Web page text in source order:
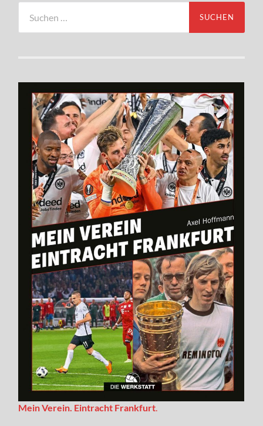
nach:
Mein Verein. Eintracht Frankfurt